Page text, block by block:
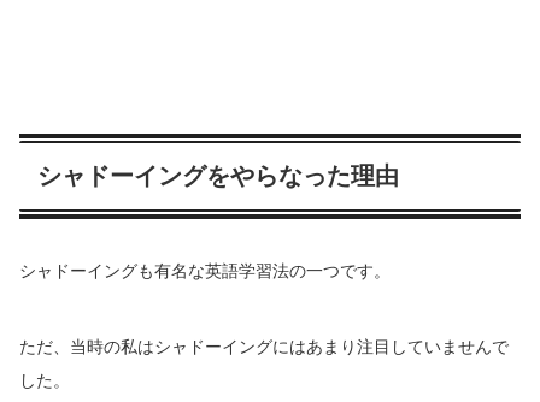
シャドーイングをやらなった理由
シャドーイングも有名な英語学習法の一つです。
ただ、当時の私はシャドーイングにはあまり注目していませんで
した。